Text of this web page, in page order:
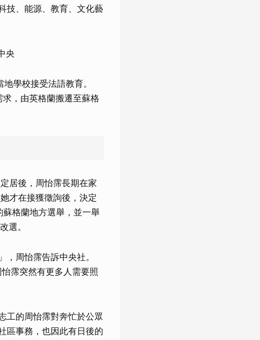
技、能源、教育、文化藝
央
學校接受法語教育。
，由英格蘭搬遷至蘇格
居後，周怡霈長期在家
才在接獲徵詢後，決定
格蘭地方選舉，並一舉
選。
，周怡霈告訴中央社。
霈突然有更多人需要照
工的周怡霈對奔忙於公眾
區事務，也因此有日後的